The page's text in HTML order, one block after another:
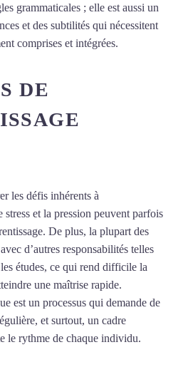
grammaticales ; elle est aussi un
et des subtilités qui nécessitent
comprises et intégrées.
DE
les défis inhérents à
stress et la pression peuvent parfois
De plus, la plupart des
d’autres responsabilités telles
études, ce qui rend difficile la
une maîtrise rapide.
est un processus qui demande de
et surtout, un cadre
le rythme de chaque individu.